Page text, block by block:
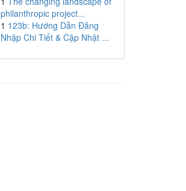
philanthropic project...
1 123b: Hướng Dẫn Đăng
Nhập Chi Tiết & Cập Nhật ...